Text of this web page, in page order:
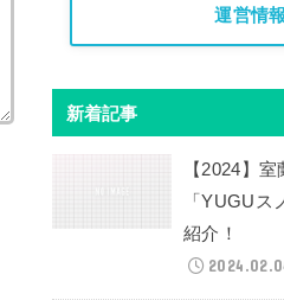
運営情報
新着記事
【2024】
「YUGUス
紹介！